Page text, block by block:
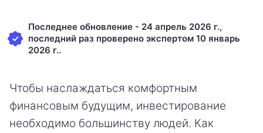
Последнее обновление - 24 апрель 2026 г.,
последний раз проверено экспертом 10 январь
2026 г..
Чтобы наслаждаться комфортным
финансовым будущим, инвестирование
необходимо большинству людей. Как